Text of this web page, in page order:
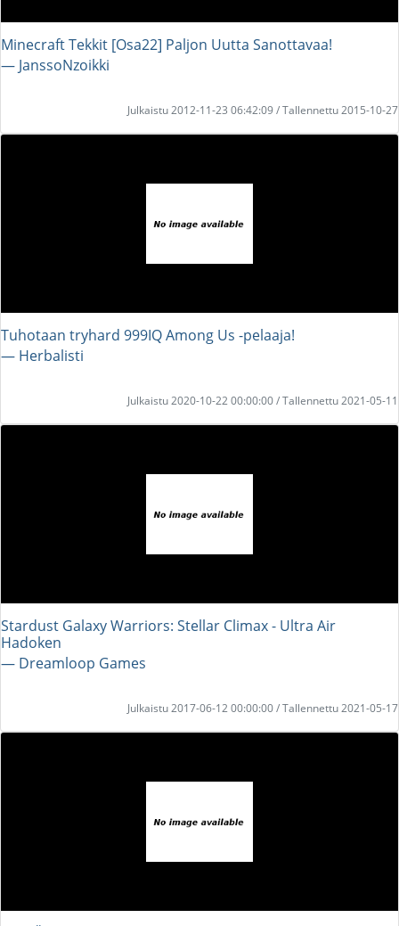
Minecraft Tekkit [Osa22] Paljon Uutta Sanottavaa!
― JanssoNzoikki
Julkaistu 2012-11-23 06:42:09 / Tallennettu 2015-10-27
Tuhotaan tryhard 999IQ Among Us -pelaaja!
― Herbalisti
Julkaistu 2020-10-22 00:00:00 / Tallennettu 2021-05-11
Stardust Galaxy Warriors: Stellar Climax - Ultra Air
Hadoken
― Dreamloop Games
Julkaistu 2017-06-12 00:00:00 / Tallennettu 2021-05-17